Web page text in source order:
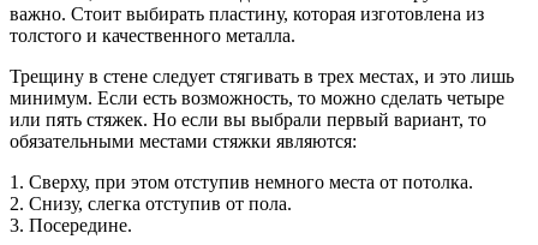
важно. Стоит выбирать пластину, которая изготовлена из
толстого и качественного металла.
Трещину в стене следует стягивать в трех местах, и это лишь
минимум. Если есть возможность, то можно сделать четыре
или пять стяжек. Но если вы выбрали первый вариант, то
обязательными местами стяжки являются:
1. Сверху, при этом отступив немного места от потолка.
2. Снизу, слегка отступив от пола.
3. Посередине.